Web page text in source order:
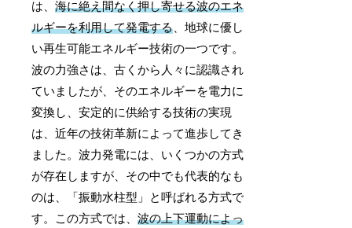
は、海に絶え間なく押し寄せる波のエネ
ルギーを利用して発電する 、地球に優し
い再生可能エネルギー技術の一つです。
波の力強さは、古くから人々に認識され
ていましたが、そのエネルギーを電力に
変換し、安定的に供給する技術の実現
は、近年の技術革新によって進歩してき
ました。波力発電には、いくつかの方式
が存在しますが、その中でも代表的なも
のは、「振動水柱型」と呼ばれる方式で
す。この方式では、波の上下運動によっ